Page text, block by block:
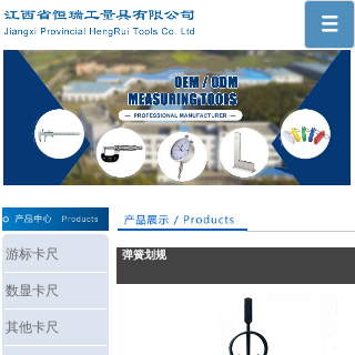
游标卡尺
数显卡尺
其他卡尺
弹簧划规